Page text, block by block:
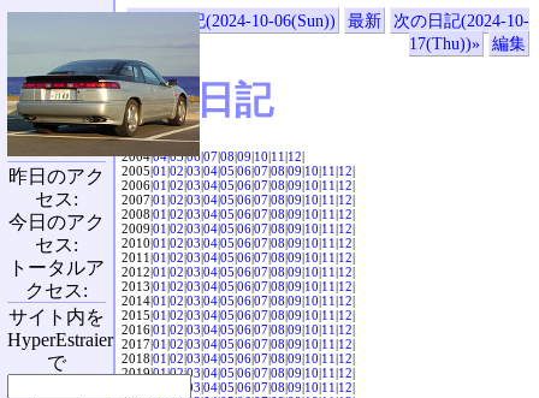
«前の日記(2024-10-06(Sun)) 最新
次の日記(2024-10-
17(Thu))»
編集
SVX日記
2004|04|05|06|07|08|09|10|11|12|
2005|01|02|03|04|05|06|07|08|09|10|11|12|
2006|01|02|03|04|05|06|07|08|09|10|11|12|
2007|01|02|03|04|05|06|07|08|09|10|11|12|
2008|01|02|03|04|05|06|07|08|09|10|11|12|
2009|01|02|03|04|05|06|07|08|09|10|11|12|
2010|01|02|03|04|05|06|07|08|09|10|11|12|
2011|01|02|03|04|05|06|07|08|09|10|11|12|
2012|01|02|03|04|05|06|07|08|09|10|11|12|
2013|01|02|03|04|05|06|07|08|09|10|11|12|
2014|01|02|03|04|05|06|07|08|09|10|11|12|
2015|01|02|03|04|05|06|07|08|09|10|11|12|
2016|01|02|03|04|05|06|07|08|09|10|11|12|
2017|01|02|03|04|05|06|07|08|09|10|11|12|
2018|01|02|03|04|05|06|07|08|09|10|11|12|
2019|01|02|03|04|05|06|07|08|09|10|11|12|
03|04|05|06|07|08|09|10|11|12|
昨日のアク
セス:
今日のアク
セス:
トータルア
クセス:
サイト内を
HyperEstraier
で